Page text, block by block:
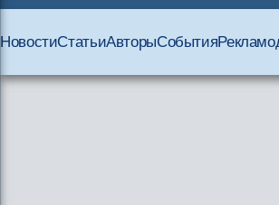
НовостиСтатьиАвторыСобытия